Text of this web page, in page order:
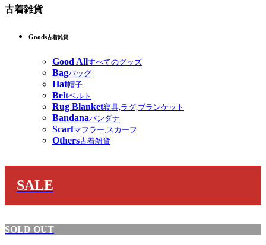
古着雑貨
Goods古着雑貨
Good Allすべてのグッズ
Bagバッグ
Hat帽子
Beltベルト
Rug Blanket寝具,ラグ,ブランケット
Bandanaバンダナ
Scarfマフラー,スカーフ
Others古着雑貨
SALE
SOLD OUT